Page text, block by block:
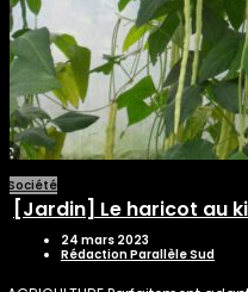
Société
[Jardin] Le haricot au
24 mars 2023
Rédaction Parallèle Sud